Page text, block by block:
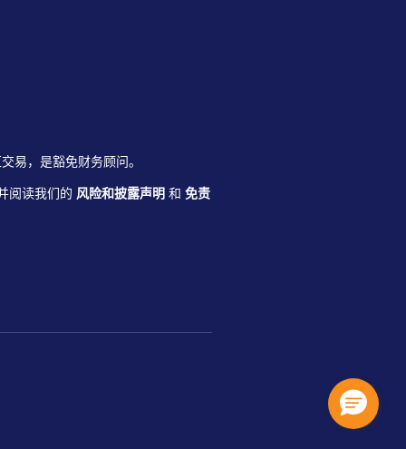
易，是豁免财务顾问。
阅读我们的 风险和披露声明 和 免责